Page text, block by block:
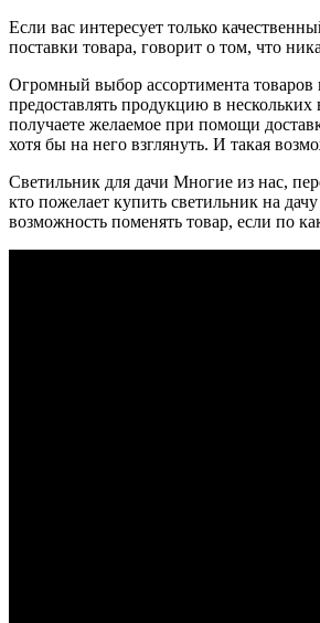
Если вас интересует только
поставки товара, говорит о том, что
Огромный выбор ассортимента товаров
предоставлять продукцию в
получаете желаемое при помощи
хотя бы на него взглянуть. И такая
Светильник для дачи Многие из нас,
кто пожелает купить светильник на
возможность поменять товар, если по